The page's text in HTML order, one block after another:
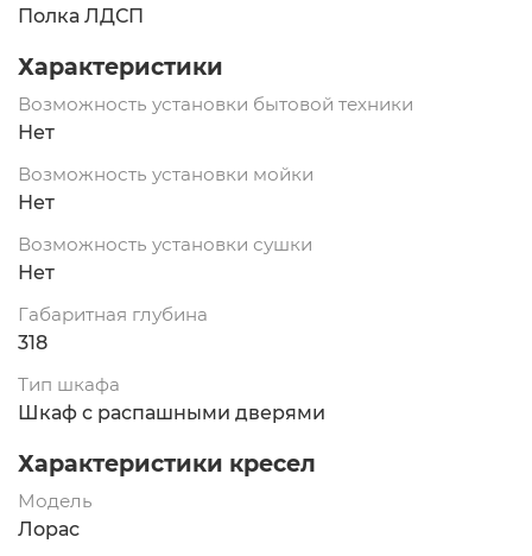
Полка ЛДСП
Характеристики
Возможность установки бытовой техники
Нет
Возможность установки мойки
Нет
Возможность установки сушки
Нет
Габаритная глубина
318
Тип шкафа
Шкаф с распашными дверями
Характеристики кресел
Модель
Лорас